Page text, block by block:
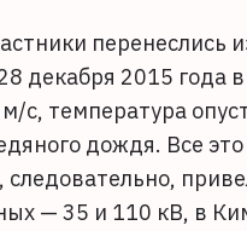
перенеслись
декабря 2015 года
с, температура
дождя. Все
— 35 и 110 кВ, в